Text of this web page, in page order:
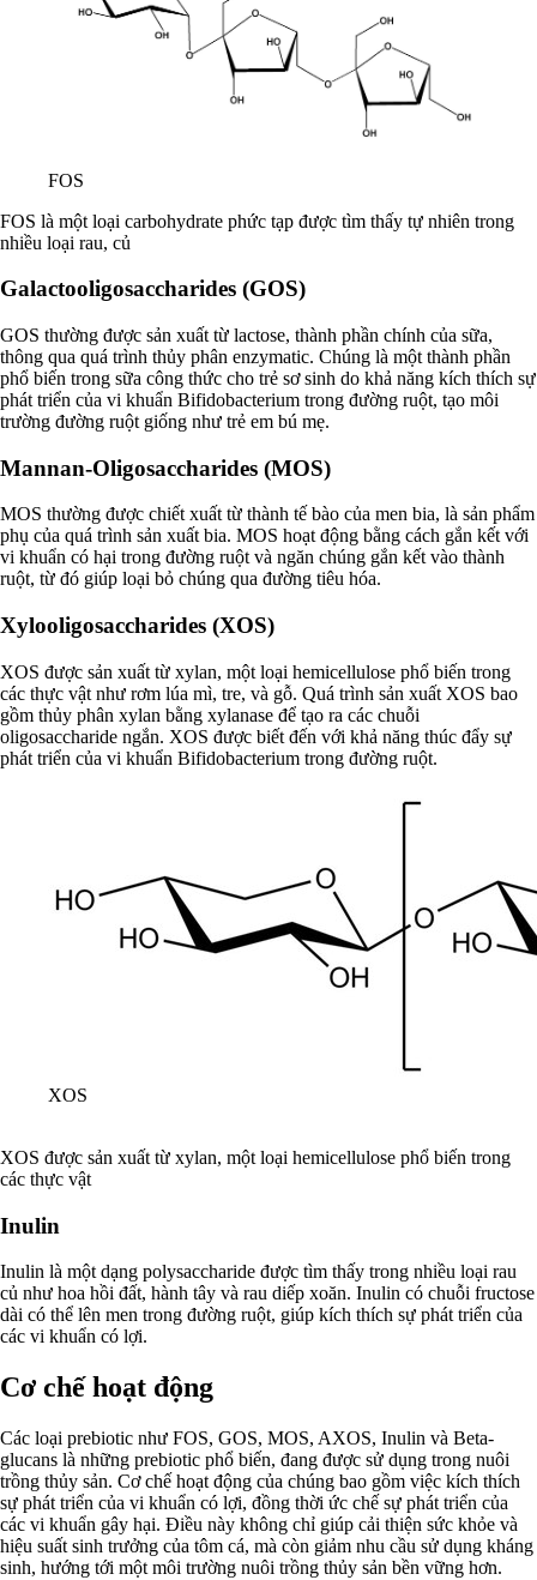
FOS
FOS là một loại carbohydrate phức tạp được tìm thấy tự nhiên trong
nhiều loại rau, củ
Galactooligosaccharides (GOS)
GOS thường được sản xuất từ lactose, thành phần chính của sữa,
thông qua quá trình thủy phân enzymatic. Chúng là một thành phần
phổ biến trong sữa công thức cho trẻ sơ sinh do khả năng kích thích sự
phát triển của vi khuẩn Bifidobacterium trong đường ruột, tạo môi
trường đường ruột giống như trẻ em bú mẹ.
Mannan-Oligosaccharides (MOS)
MOS thường được chiết xuất từ thành tế bào của men bia, là sản phẩm
phụ của quá trình sản xuất bia. MOS hoạt động bằng cách gắn kết với
vi khuẩn có hại trong đường ruột và ngăn chúng gắn kết vào thành
ruột, từ đó giúp loại bỏ chúng qua đường tiêu hóa.
Xylooligosaccharides (XOS)
XOS được sản xuất từ xylan, một loại hemicellulose phổ biến trong
các thực vật như rơm lúa mì, tre, và gỗ. Quá trình sản xuất XOS bao
gồm thủy phân xylan bằng xylanase để tạo ra các chuỗi
oligosaccharide ngắn. XOS được biết đến với khả năng thúc đẩy sự
phát triển của vi khuẩn Bifidobacterium trong đường ruột.
XOS
XOS được sản xuất từ xylan, một loại hemicellulose phổ biến trong
các thực vật
Inulin
Inulin là một dạng polysaccharide được tìm thấy trong nhiều loại rau
củ như hoa hồi đất, hành tây và rau diếp xoăn. Inulin có chuỗi fructose
dài có thể lên men trong đường ruột, giúp kích thích sự phát triển của
các vi khuẩn có lợi.
Cơ chế hoạt động
Các loại prebiotic như FOS, GOS, MOS, AXOS, Inulin và Beta-
glucans là những prebiotic phổ biến, đang được sử dụng trong nuôi
trồng thủy sản. Cơ chế hoạt động của chúng bao gồm việc kích thích
sự phát triển của vi khuẩn có lợi, đồng thời ức chế sự phát triển của
các vi khuẩn gây hại. Điều này không chỉ giúp cải thiện sức khỏe và
hiệu suất sinh trưởng của tôm cá, mà còn giảm nhu cầu sử dụng kháng
sinh, hướng tới một môi trường nuôi trồng thủy sản bền vững hơn.